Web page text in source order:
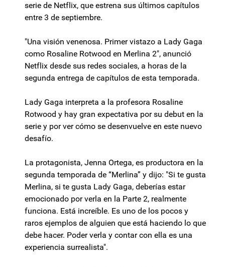
serie de Netflix, que estrena sus últimos capítulos
entre 3 de septiembre.
"Una visión venenosa. Primer vistazo a Lady Gaga
como Rosaline Rotwood en Merlina 2", anunció
Netflix desde sus redes sociales, a horas de la
segunda entrega de capítulos de esta temporada.
Lady Gaga interpreta a la profesora Rosaline
Rotwood y hay gran expectativa por su debut en la
serie y por ver cómo se desenvuelve en este nuevo
desafío.
La protagonista, Jenna Ortega, es productora en la
segunda temporada de “Merlina” y dijo: "Si te gusta
Merlina, si te gusta Lady Gaga, deberías estar
emocionado por verla en la Parte 2, realmente
funciona. Está increíble. Es uno de los pocos y
raros ejemplos de alguien que está haciendo lo que
debe hacer. Poder verla y contar con ella es una
experiencia surrealista".